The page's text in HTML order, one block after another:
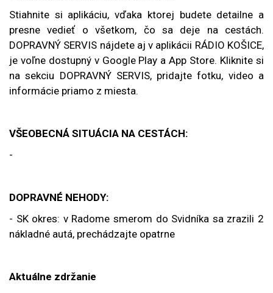
Stiahnite si aplikáciu, vďaka ktorej budete detailne a
presne vedieť o všetkom, čo sa deje na cestách.
DOPRAVNÝ SERVIS nájdete aj v aplikácii RÁDIO KOŠICE,
je voľne dostupný v Google Play a App Store. Kliknite si
na sekciu DOPRAVNÝ SERVIS, pridajte fotku, video a
informácie priamo z miesta.
VŠEOBECNÁ SITUÁCIA NA CESTÁCH:
-
DOPRAVNÉ NEHODY:
- SK okres: v Radome smerom do Svidníka sa zrazili 2
nákladné autá, prechádzajte opatrne
Aktuálne zdržanie